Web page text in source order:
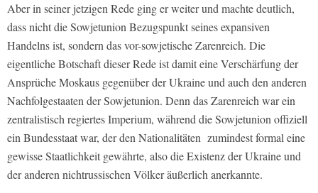
Aber in seiner jetzigen Rede ging er weiter und machte deutlich,
dass nicht die Sowjetunion Bezugspunkt seines expansiven
Handelns ist, sondern das vor-sowjetische Zarenreich. Die
eigentliche Botschaft dieser Rede ist damit eine Verschärfung der
Ansprüche Moskaus gegenüber der Ukraine und auch den anderen
Nachfolgestaaten der Sowjetunion. Denn das Zarenreich war ein
zentralistisch regiertes Imperium, während die Sowjetunion offiziell
ein Bundesstaat war, der den Nationalitäten zumindest formal eine
gewisse Staatlichkeit gewährte, also die Existenz der Ukraine und
der anderen nichtrussischen Völker äußerlich anerkannte.